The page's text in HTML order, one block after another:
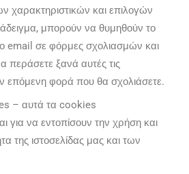
χαρακτηριστικών και επιλογών
μπορούν να θυμηθούν το
email σε φόρμες σχολιασμών και
περάσετε ξανά αυτές τις
επόμενη φορά που θα σχολιάσετε.
– αυτά τα cookies
για να εντοπίσουν την χρήση και
της ιστοσελίδας μας και των